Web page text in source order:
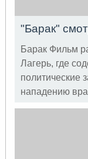
"Барак"
Барак Фильм
Лагерь, где
политические
нападению